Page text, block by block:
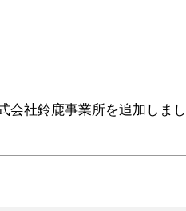
会社鈴鹿事業所を追加しまし